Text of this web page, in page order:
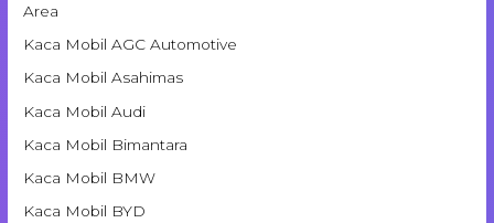
Area
Kaca Mobil AGC Automotive
Kaca Mobil Asahimas
Kaca Mobil Audi
Kaca Mobil Bimantara
Kaca Mobil BMW
Kaca Mobil BYD